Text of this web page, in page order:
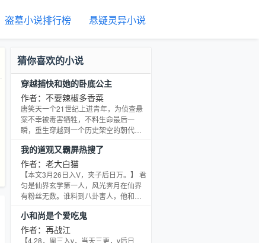
盗墓小说排行榜 悬疑灵异小说
猜你喜欢的小说
穿越捕快和她的卧底公主
作者：不要辣椒多香菜
唐笑天一个21世纪上进青年，为侦查悬
案不幸被毒害牺牲，不料生命最后一
瞬，重生穿越到一个历史架空的朝代成
案大意惨死的结局，唐笑天非常珍惜这
得之不易的重生机会，准备在这架空朝
代破破小案做做生意，平平淡淡走向人
生巅峰。 本想在小城当个万人拥簇的正
义使者大富商，哪成想当朝最受宠的公
子，和恶公主打了一架。 查个案子，抱
着恶公主不是落河就是跳崖。 去听个曲
儿，乐坊小厮看自己前来吓的纷纷关
我的道观又霸屏热搜了
作者：老大白猫
【本文3月26日入V，夹子后日万。】 君
匀是仙界玄学第一人，风光霁月在仙界
有粉丝无数。谁料到八卦害人，他和宿
了个落魄神棍。 在找到方法回去之前，
他先定了一个小目标：振兴破旧的青龙
观。 弟子们纷纷摇头：“切师父你先填饱
小和尚是个爱吃鬼
作者：再战江
【4.28，周三入v，当天三更，v后日